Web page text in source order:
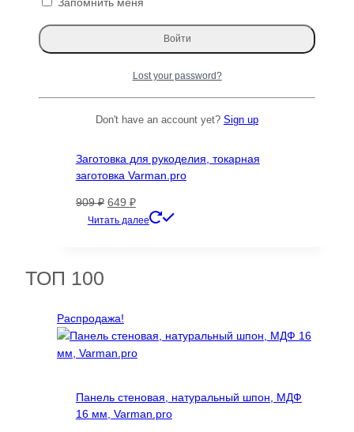
цена
составляла
7649 ₽.
Читать далее
Заготовка для рукоделия, токарная
заготовка Varman.pro
909₽ Первоначальная
цена
649 ₽Текущая
цена:
Читать далее
ТОП 100
Распродажа!
Панель стеновая, натуральный шпон, МДФ
16 мм, Varman.pro
Lost your password?
Don't have an account yet? Sign up